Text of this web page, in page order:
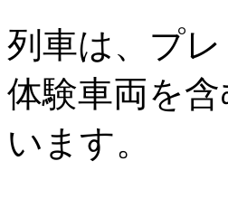
列車は、プ
体験車両を
います。